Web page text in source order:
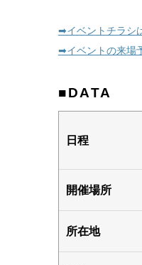
➡︎イベントチラシ
➡︎イベントの来場
■DATA
日程
開催場所
所在地